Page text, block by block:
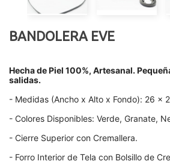
BANDOLERA EVE
Hecha de Piel 100%, Artesanal.
salidas.
- Medidas (Ancho x Alto x Fondo): 26 x
- Colores Disponibles: Verde, Granate,
- Cierre Superior con Cremallera.
- Forro Interior de Tela con Bolsillo de